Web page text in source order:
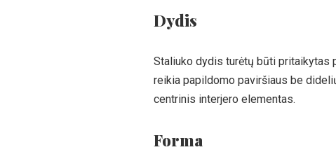
Dydis
Staliuko dydis turėtų būti pritaikytas
reikia papildomo paviršiaus be
centrinis interjero elementas.
Forma